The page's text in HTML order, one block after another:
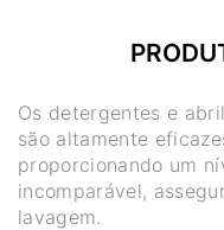
Os detergentes e
são altamente
proporcionando um
incomparável,
lavagem.